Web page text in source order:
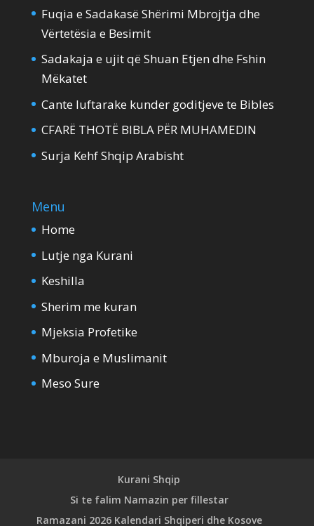
Fuqia e Sadakasë Shërimi Mbrojtja dhe
Vërtetësia e Besimit
Sadakaja e ujit që Shuan Etjen dhe Fshin
Mëkatet
Cante luftarake kunder goditjeve te Bibles
CFARË THOTË BIBLA PËR MUHAMEDIN
Surja Kehf Shqip Arabisht
Menu
Home
Lutje nga Kurani
Keshilla
Sherim me kuran
Mjeksia Profetike
Mburoja e Muslimanit
Meso Sure
Kurani Shqip
Si te falim Namazin per fillestar
Ramazani 2026 Kalendari Shqiperi dhe Kosove